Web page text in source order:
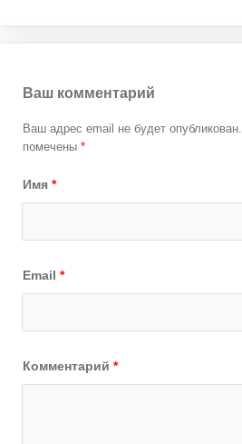
Ваш комментарий
Ваш адрес email не будет опубликован.
помечены *
Имя *
Email *
Комментарий *